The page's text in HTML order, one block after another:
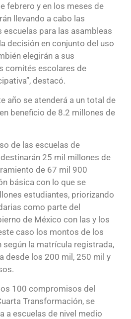
febrero y en los meses de
llevando a cabo las
para las asambleas
decisión en conjunto del uso
elegirán a sus
comités escolares de
destacó.
año se atenderá a un total de
beneficio de 8.2 millones de
de las escuelas de
25 mil millones de
de 67 mil 900
básica con lo que se
estudiantes, priorizando
como parte del
de México con las y los
caso los montos de los
según la matrícula registrada,
desde los 200 mil, 250 mil y
100 compromisos del
Transformación, se
a escuelas de nivel medio